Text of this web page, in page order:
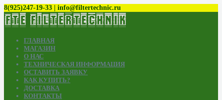
8(925)247-19-33 | info@filtertechnic.ru
ГЛАВНАЯ
МАГАЗИН
О НАС
ТЕХНИЧЕСКАЯ ИНФОРМАЦИЯ
ОСТАВИТЬ ЗАЯВКУ
КАК КУПИТЬ?
ДОСТАВКА
КОНТАКТЫ